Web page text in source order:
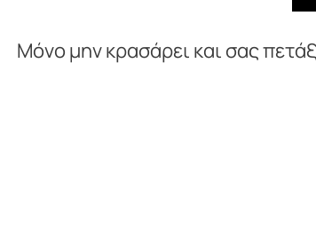
Μόνο μην κρασάρει και σας